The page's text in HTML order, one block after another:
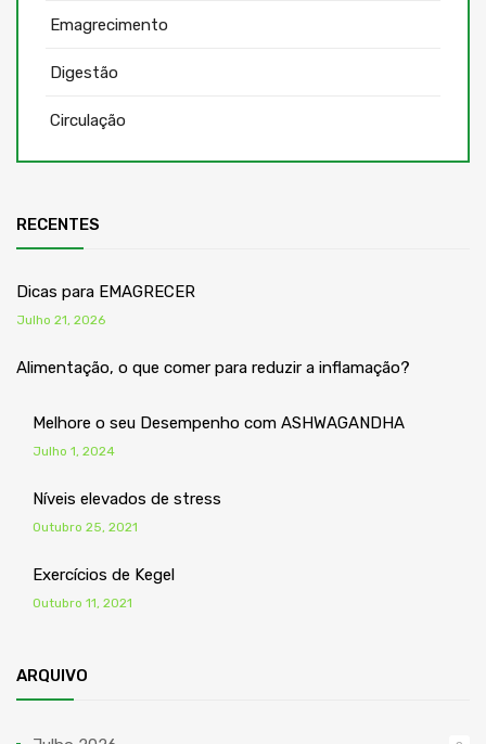
Emagrecimento
Digestão
Circulação
RECENTES
Dicas para EMAGRECER
Julho 21, 2026
Alimentação, o que comer para reduzir a inflamação?
Melhore o seu Desempenho com ASHWAGANDHA
Julho 1, 2024
Níveis elevados de stress
Outubro 25, 2021
Exercícios de Kegel
Outubro 11, 2021
ARQUIVO